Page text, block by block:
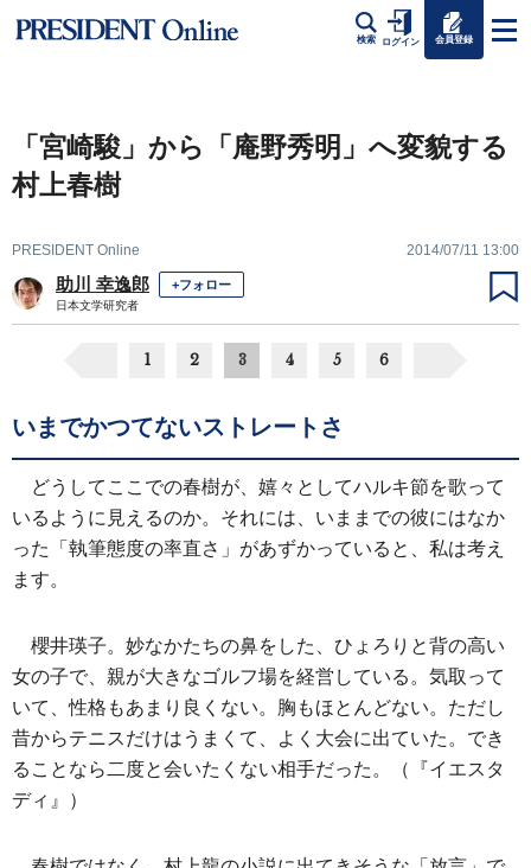
検索 ログイン 会員登録
「宮崎駿」から「庵野秀明」へ変貌する
村上春樹
PRESIDENT Online 2014/07/11 13:00
助川 幸逸郎 +フォロー
日本文学研究者
1 2 3 4 5 6
いまでかつてないストレートさ
どうしてここでの春樹が、嬉々としてハルキ節を歌って
いるように見えるのか。それには、いままでの彼にはなか
った「執筆態度の率直さ」があずかっていると、私は考え
ます。
櫻井瑛子。妙なかたちの鼻をした、ひょろりと背の高い
女の子で、親が大きなゴルフ場を経営している。気取って
いて、性格もあまり良くない。胸もほとんどない。ただし
昔からテニスだけはうまくて、よく大会に出ていた。でき
ることなら二度と会いたくない相手だった。（『イエスタ
ディ』）